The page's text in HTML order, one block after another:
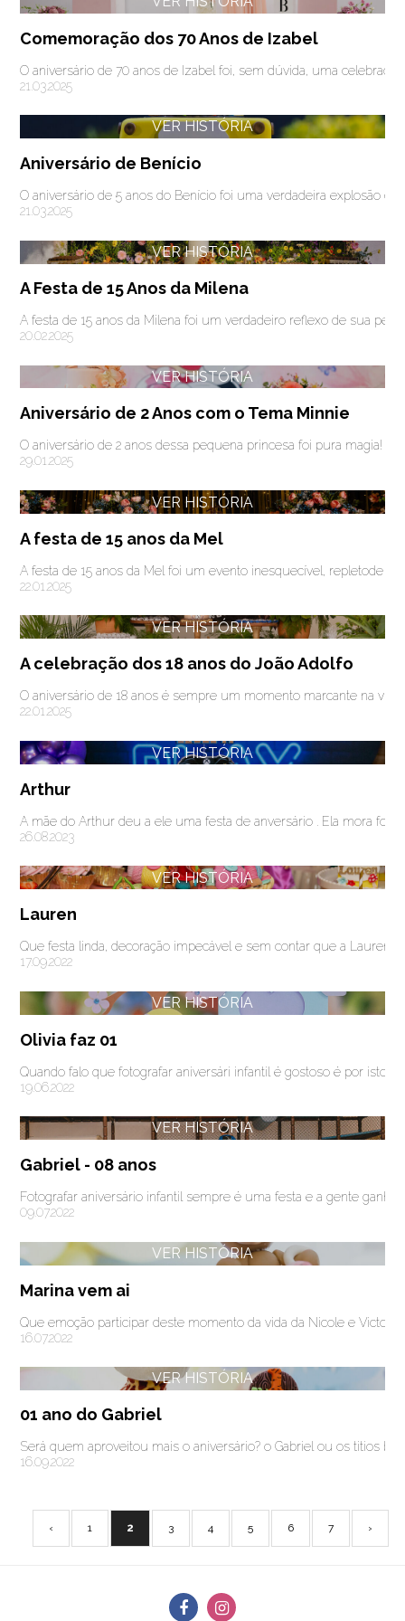
Comemoração dos 70 Anos de Izabel
O aniversário de 70 anos de Izabel foi, sem dúvida, uma
21.03.2025
VER HISTÓRIA
Aniversário de Benício
O aniversário de 5 anos do Benício foi uma verdadeira explosão
21.03.2025
VER HISTÓRIA
A Festa de 15 Anos da Milena
A festa de 15 anos da Milena foi um verdadeiro reflexo de sua
20.02.2025
VER HISTÓRIA
Aniversário de 2 Anos com o Tema Minnie
O aniversário de 2 anos dessa pequena princesa foi pura magia!
29.01.2025
VER HISTÓRIA
A festa de 15 anos da Mel
A festa de 15 anos da Mel foi um evento inesquecível, repletode
22.01.2025
VER HISTÓRIA
A celebração dos 18 anos do João Adolfo
O aniversário de 18 anos é sempre um momento marcante na
22.01.2025
VER HISTÓRIA
Arthur
A mãe do Arthur deu a ele uma festa de anversário . Ela mora
26.08.2023
VER HISTÓRIA
Lauren
Que festa linda, decoração impecável e sem contar que a Lauren
17.09.2022
VER HISTÓRIA
Olivia faz 01
Quando falo que fotografar aniversári infantil é gostoso é por isto
19.06.2022
VER HISTÓRIA
Gabriel - 08 anos
Fotografar aniversário infantil sempre é uma festa e a gente
09.07.2022
VER HISTÓRIA
Marina vem ai
Que emoção participar deste momento da vida da Nicole e Victor
16.07.2022
VER HISTÓRIA
01 ano do Gabriel
Será quem aproveitou mais o aniversário? o Gabriel ou os titios
16.09.2022
‹ 1 2 3 4 5 6 7 ›